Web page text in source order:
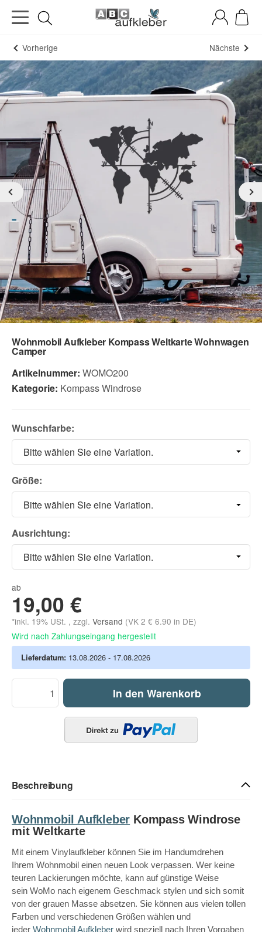
Vorherige Nächste
Wohnmobil Aufkleber Kompass Weltkarte Wohnwagen
Camper
Artikelnummer: WOMO200
Kategorie: Kompass Windrose
Wunschfarbe:
Bitte wählen Sie eine Variation.
Größe:
Bitte wählen Sie eine Variation.
Ausrichtung:
Bitte wählen Sie eine Variation.
ab
19,00 €
*inkl. 19% USt. , zzgl. Versand (VK 2 € 6.90 in DE)
Wird nach Zahlungseingang hergestellt
Lieferdatum: 13.08.2026 - 17.08.2026
In den Warenkorb
Beschreibung
Wohnmobil Aufkleber Kompass Windrose
mit Weltkarte
Mit einem Vinylaufkleber können Sie im Handumdrehen
Ihrem Wohnmobil einen neuen Look verpassen. Wer keine
teuren Lackierungen möchte, kann auf günstige Weise
sein WoMo nach eigenem Geschmack stylen und sich somit
von der grauen Masse absetzen. Sie können aus vielen tollen
Farben und verschiedenen Größen wählen und
jeder Wohnmobil Aufkleber wird speziell nach Ihren Vorgaben